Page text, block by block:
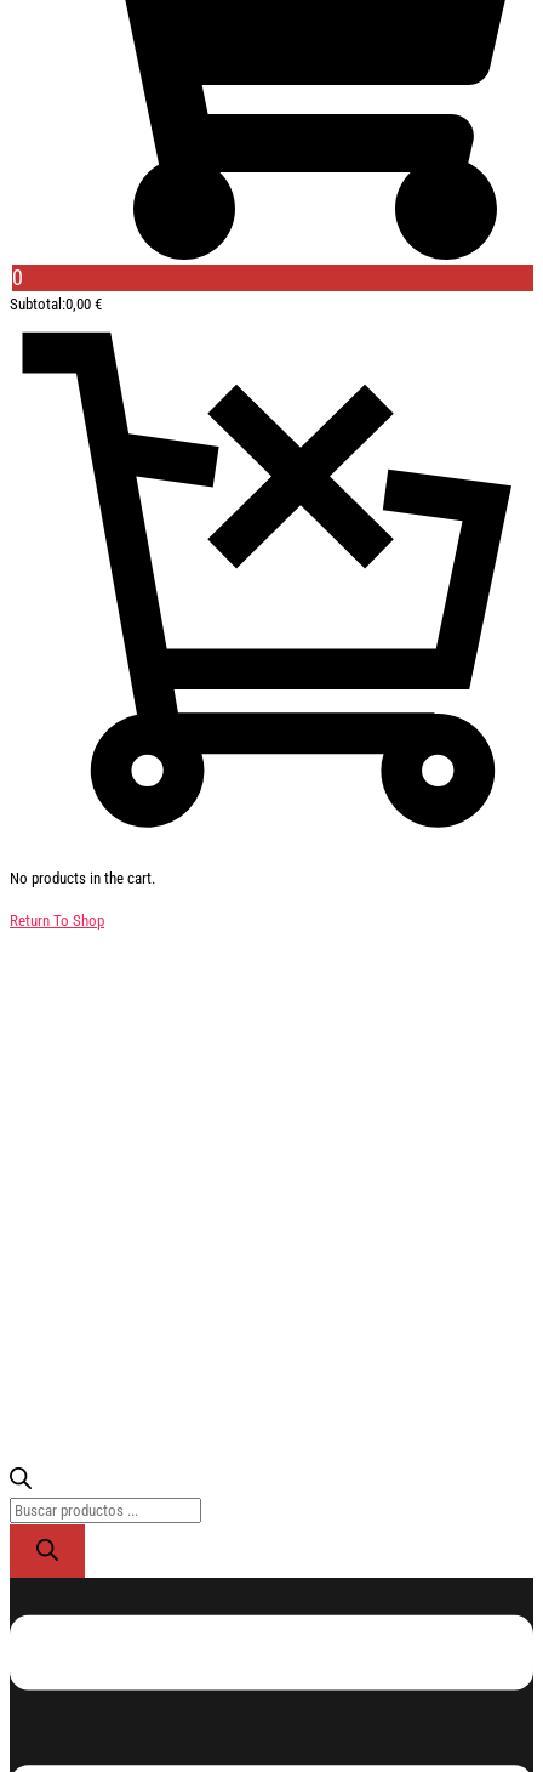
0
Subtotal:0,00 €
No products in the cart.
Return To Shop